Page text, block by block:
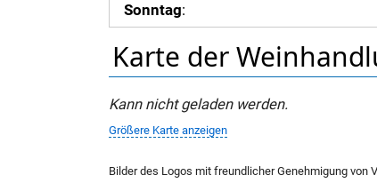
Sonntag:
Karte der
Kann nicht geladen werden.
Größere Karte anzeigen
Bilder des Logos mit freundlicher Genehmigung von